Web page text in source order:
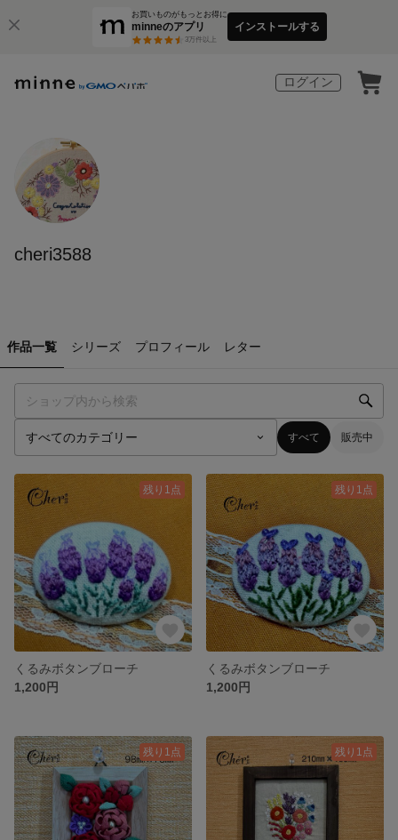
お買いものがもっとお得に
minneのアプリ
3万件以上
インストールする
ログイン
cheri3588
作品一覧 シリーズ プロフィール レター
すべて 販売中
残り1点
くるみボタンブローチ
1,200円
残り1点
くるみボタンブローチ
1,200円
残り1点 残り1点